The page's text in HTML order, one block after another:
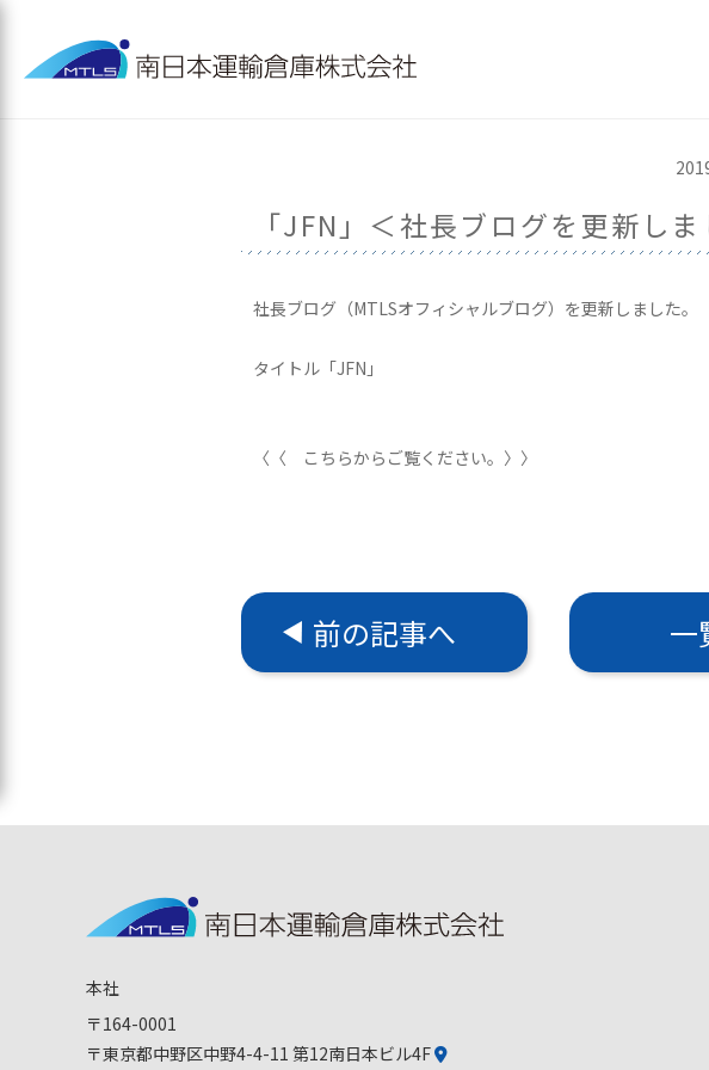
「JFN」＜社長ブログを更新し
社長ブログ（MTLSオフィシャルブログ）を更新しました。
タイトル「JFN」
〈〈 こちらからご覧ください。〉〉
前の記事へ 一
本社
〒164-0001
〒東京都中野区中野4-4-11 第12南日本ビル4F